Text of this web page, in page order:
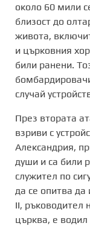
около 60 мили
близост до
живота,
и църковния
били ранени.
случай
През втората
взриви с
Александрия,
души и са били
служител по
да се опитва да
II, ръководител
църква, е